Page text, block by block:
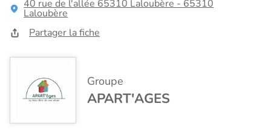
40 rue de l'allée 65310 Laloubère - 65310
Laloubère
Partager la fiche
Groupe
APART'AGES